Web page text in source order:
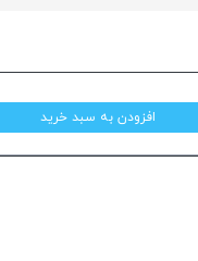
افزودن به سبد خرید